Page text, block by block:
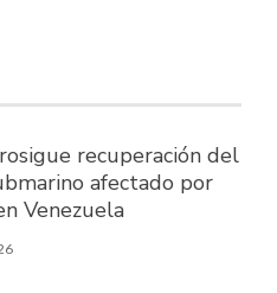
recuperación del
afectado por
Venezuela